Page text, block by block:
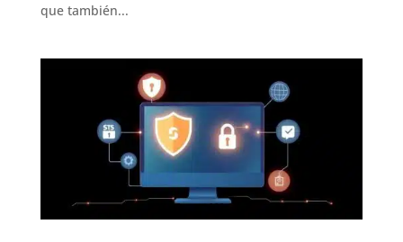
que también...